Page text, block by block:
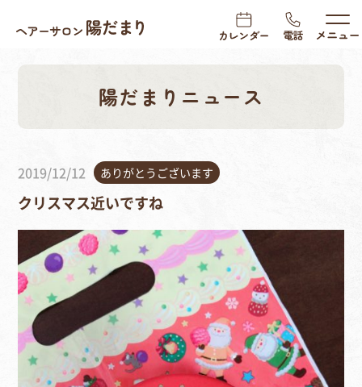
陽だまりニュース
2019/12/12 ありがとうございます
クリスマス近いですね